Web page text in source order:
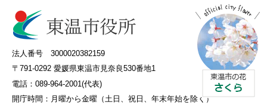
法人番号 3000020382159
〒791-0292 愛媛県東温市見奈良530番地1
電話：089-964-2001(代表)
開庁時間： 月曜から金曜（土日、祝日、年末年始を除く）